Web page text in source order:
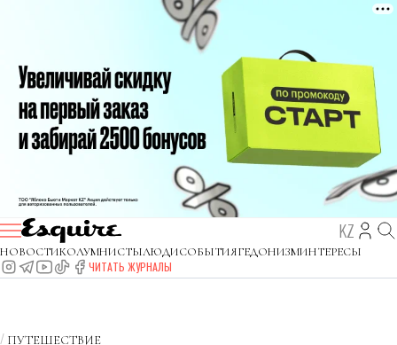
KZ
НОВОСТИКОЛУМНИСТЫЛЮДИСОБЫТИЯГЕДОНИЗМИНТЕРЕСЫ
ЧИТАТЬ ЖУРНАЛЫ
ПУТЕШЕСТВИЕ